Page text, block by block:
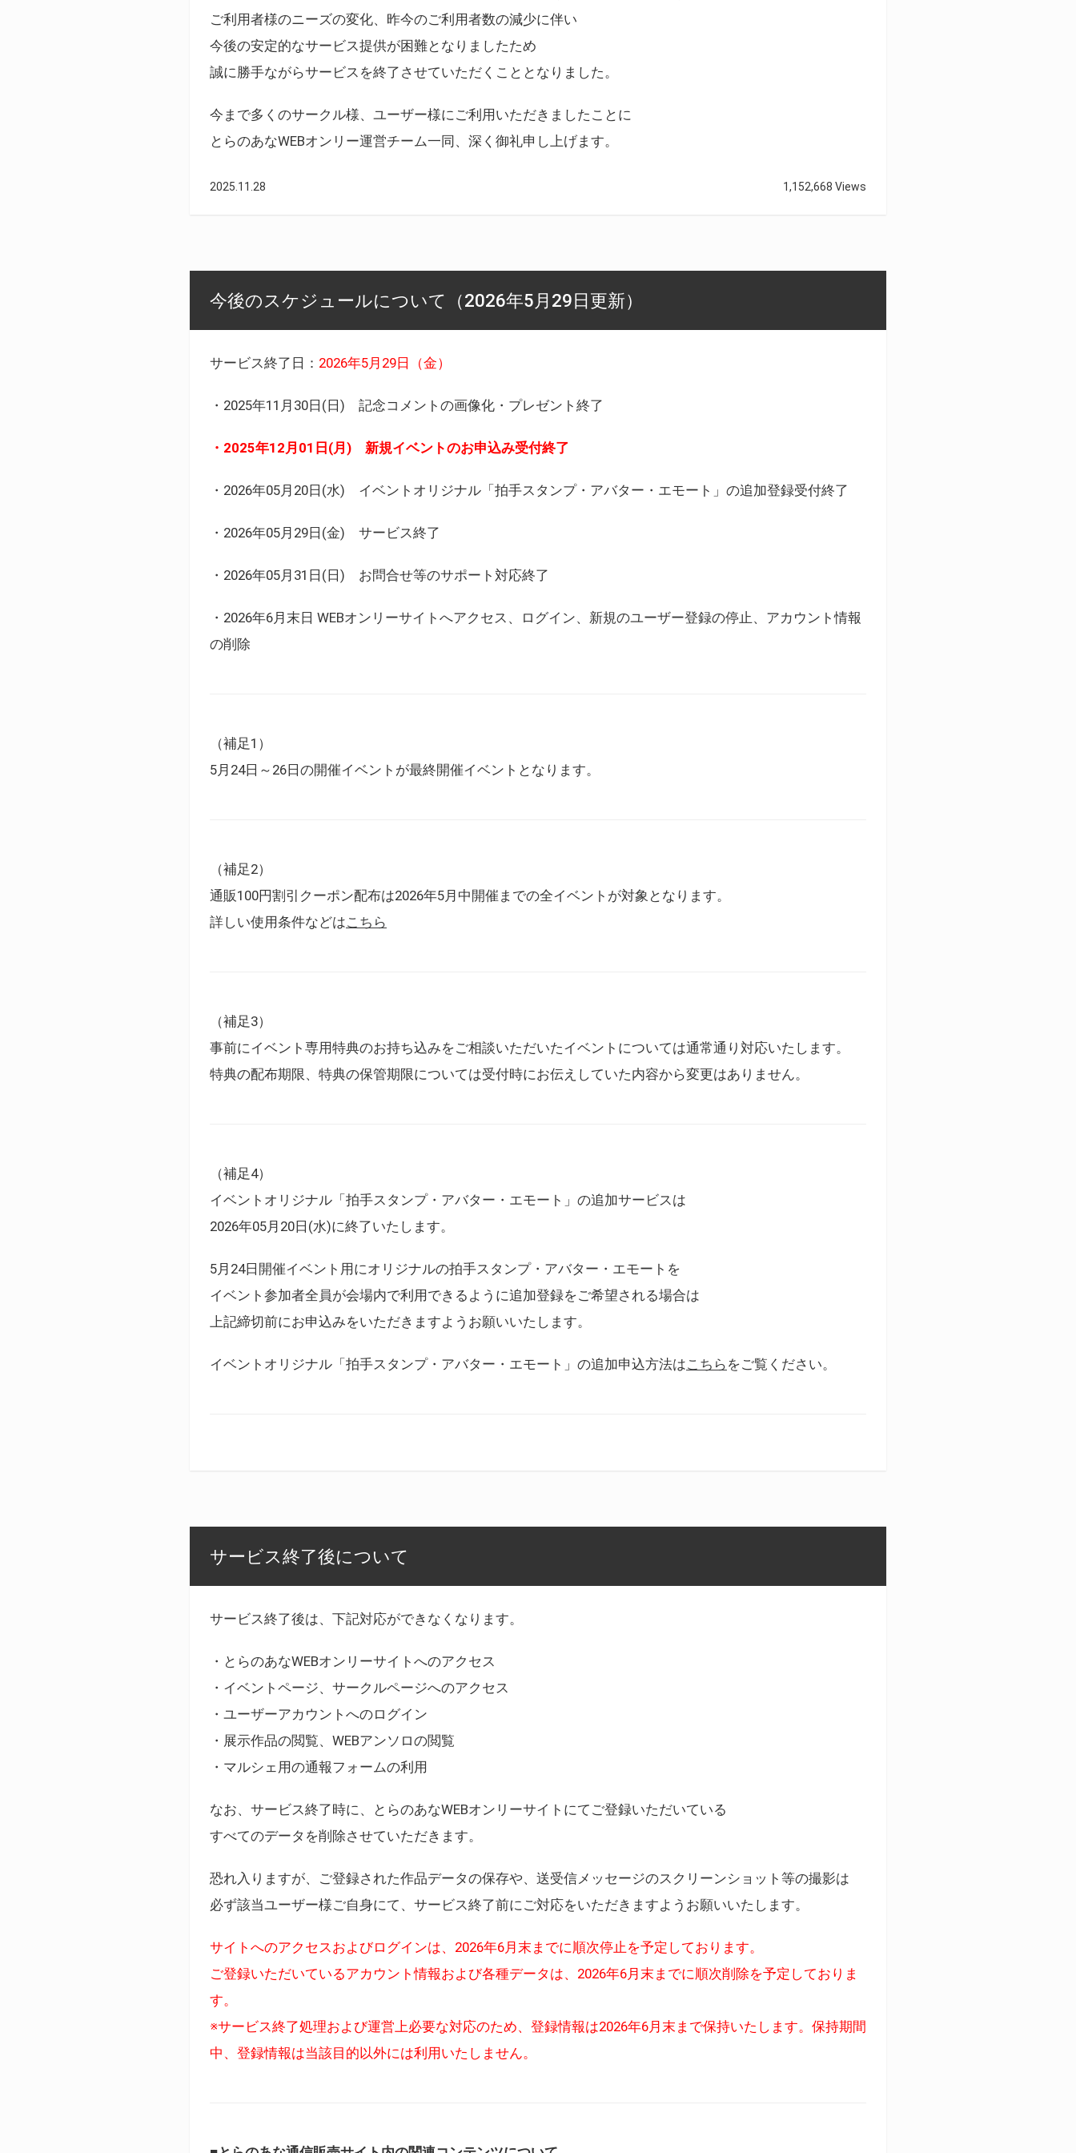
ご利用者様のニーズの変化、昨今のご利用者数の減少に伴い
今後の安定的なサービス提供が困難となりましたため
誠に勝手ながらサービスを終了させていただくこととなりました。
今まで多くのサークル様、ユーザー様にご利用いただきましたことに
とらのあなWEBオンリー運営チーム一同、深く御礼申し上げます。
2025.11.28 1,152,668 Views
今後のスケジュールについて（2026年5月29日更新）
サービス終了日： 2026年5月29日（金）
・2025年11月30日(日) 記念コメントの画像化・プレゼント終了
・2025年12月01日(月) 新規イベントのお申込み受付終了
・2026年05月20日(水) イベントオリジナル「拍手スタンプ・アバター・エモート」の追加登録受付終了
・2026年05月29日(金) サービス終了
・2026年05月31日(日) お問合せ等のサポート対応終了
・2026年6月末日 WEBオンリーサイトへアクセス、ログイン、新規のユーザー登録の停止、アカウント情報
の削除
（補足1）
5月24日～26日の開催イベントが最終開催イベントとなります。
（補足2）
通販100円割引クーポン配布は2026年5月中開催までの全イベントが対象となります。
詳しい使用条件などはこちら
（補足3）
事前にイベント専用特典のお持ち込みをご相談いただいたイベントについては通常通り対応いたします。
特典の配布期限、特典の保管期限については受付時にお伝えしていた内容から変更はありません。
（補足4）
イベントオリジナル「拍手スタンプ・アバター・エモート」の追加サービスは
2026年05月20日(水)に終了いたします。
5月24日開催イベント用にオリジナルの拍手スタンプ・アバター・エモートを
イベント参加者全員が会場内で利用できるように追加登録をご希望される場合は
上記締切前にお申込みをいただきますようお願いいたします。
イベントオリジナル「拍手スタンプ・アバター・エモート」の追加申込方法はこちら をご覧ください。
サービス終了後について
サービス終了後は、下記対応ができなくなります。
・とらのあなWEBオンリーサイトへのアクセス
・イベントページ、サークルページへのアクセス
・ユーザーアカウントへのログイン
・展示作品の閲覧、WEBアンソロの閲覧
・マルシェ用の通報フォームの利用
なお、サービス終了時に、とらのあなWEBオンリーサイトにてご登録いただいている
すべてのデータを削除させていただきます。
恐れ入りますが、ご登録された作品データの保存や、送受信メッセージのスクリーンショット等の撮影は
必ず該当ユーザー様ご自身にて、サービス終了前にご対応をいただきますようお願いいたします。
サイトへのアクセスおよびログインは、2026年6月末までに順次停止を予定しております。
ご登録いただいているアカウント情報および各種データは、2026年6月末までに順次削除を予定しておりま
す。
※サービス終了処理および運営上必要な対応のため、登録情報は2026年6月末まで保持いたします。保持期間
中、登録情報は当該目的以外には利用いたしません。